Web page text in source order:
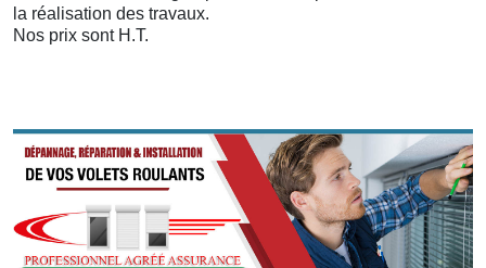
la réalisation des travaux.
Nos prix sont H.T.